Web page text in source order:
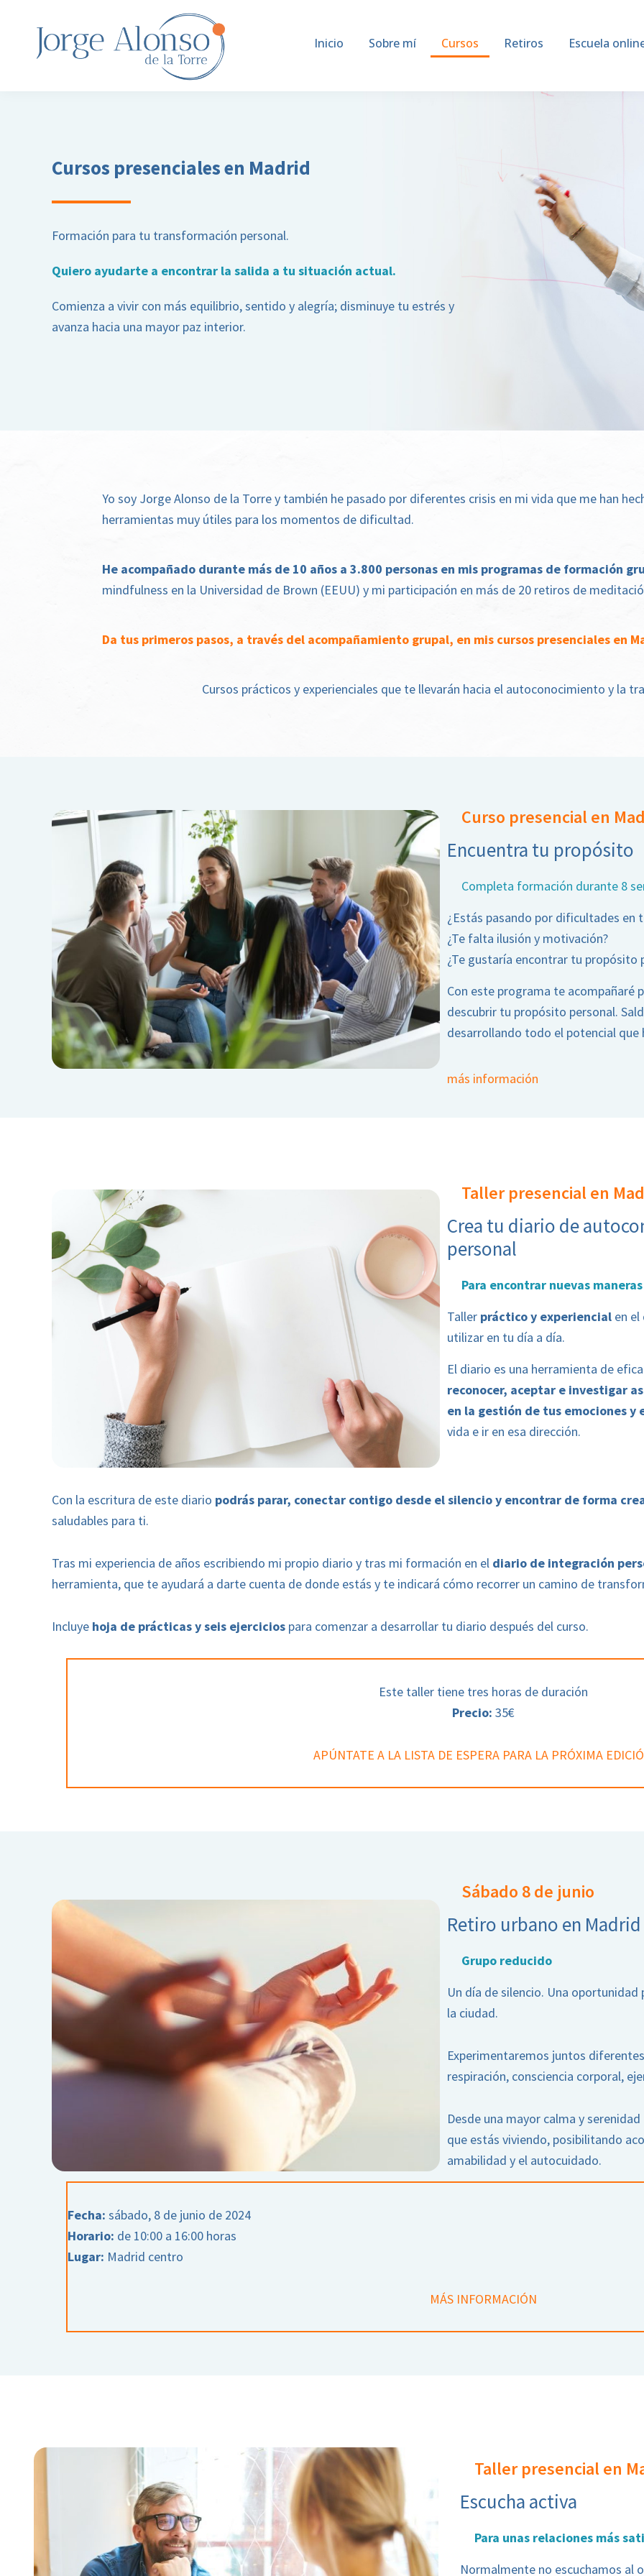
contenido
puede
oportunidad
Inicio Sobre mí Cursos Retiros Escuela
Cursos presenciales en Madrid
Formación para tu transformación personal.
Quiero ayudarte a encontrar la salida a tu situación actual.
Comienza a vivir con más equilibrio, sentido y alegría; disminuye tu estrés y
avanza hacia una mayor paz interior.
Yo soy Jorge Alonso de la Torre y también he pasado por diferentes crisis en mi vida que me han
herramientas muy útiles para los momentos de dificultad.
He acompañado durante más de 10 años a 3.800 personas en mis programas de formación
mindfulness en la Universidad de Brown (EEUU) y mi participación en más de 20 retiros de
Da tus primeros pasos, a través del acompañamiento grupal, en mis cursos presenciales en
Cursos prácticos y experienciales que te llevarán hacia el autoconocimiento y la
Curso presencial en
Encuentra tu propósito
Completa formación durante 8
¿Estás pasando por dificultades en
¿Te falta ilusión y motivación?
¿Te gustaría encontrar tu propósito
Con este programa te acompañaré
descubrir tu propósito personal.
desarrollando todo el potencial que
más información
Taller presencial en
Crea tu diario de
personal
Para encontrar nuevas
Taller práctico y experiencial en
utilizar en tu día a día.
El diario es una herramienta de
reconocer, aceptar e investigar
en la gestión de tus emociones y
vida e ir en esa dirección.
Con la escritura de este diario podrás parar, conectar contigo desde el silencio y encontrar de forma
saludables para ti.
Tras mi experiencia de años escribiendo mi propio diario y tras mi formación en el diario de integración
herramienta, que te ayudará a darte cuenta de donde estás y te indicará cómo recorrer un camino de
Incluye hoja de prácticas y seis ejercicios para comenzar a desarrollar tu diario después del curso.
Este taller tiene tres horas de duración
Precio: 35€
APÚNTATE A LA LISTA DE ESPERA PARA LA PRÓXIMA
Sábado 8 de junio
Retiro urbano en Madrid
Grupo reducido
Un día de silencio. Una
la ciudad.
Experimentaremos juntos
respiración, consciencia corporal,
Desde una mayor calma y
que estás viviendo, posibilitando
amabilidad y el autocuidado.
Fecha: sábado, 8 de junio de 2024
Horario: de 10:00 a 16:00 horas
Lugar: Madrid centro
MÁS INFORMACIÓN
Taller presencial en
Escucha activa
Para unas relaciones más
Normalmente no escuchamos al